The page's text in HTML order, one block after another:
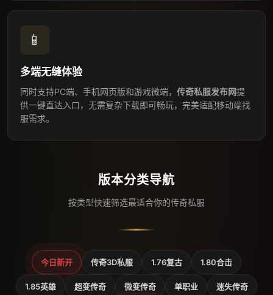
📱
多端无缝体验
同时支持PC端、手机网页版和游戏微端， 传奇私服发布网提
供一键直达入口，无需复杂下载即可畅玩，完美适配移动端找
服需求。
版本分类导航
按类型快速筛选最适合你的传奇私服
今日新开 传奇3D私服 1.76复古 1.80合击
1.85英雄 超变传奇 微变传奇 单职业 迷失传奇